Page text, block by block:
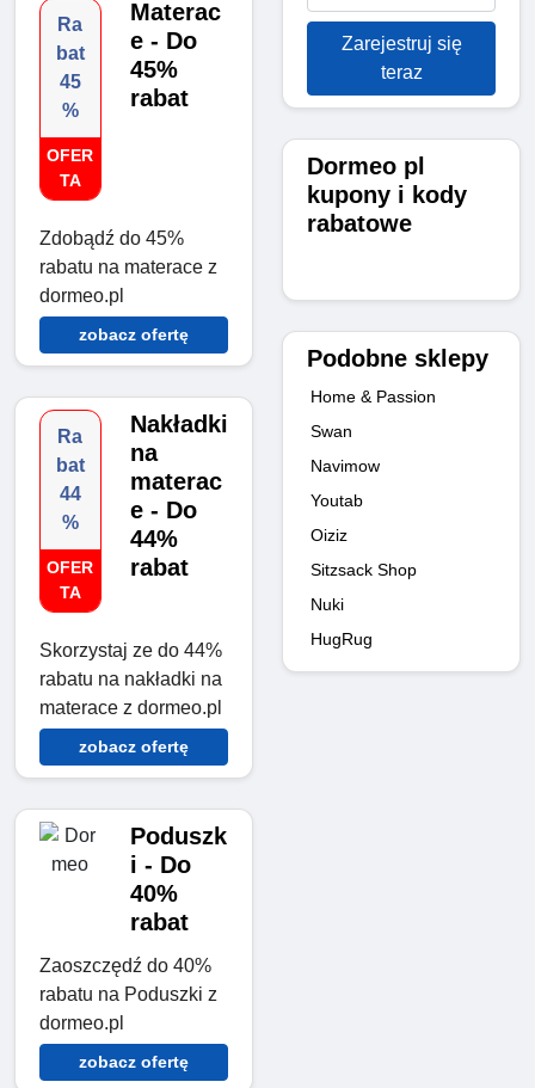
Ra
bat
45
%
OFER
TA
Materac
e - Do
45%
rabat
Zdobądź do 45%
rabatu na materace z
dormeo.pl
zobacz ofertę
Ra
bat
44
%
OFER
TA
Nakładki
na
materac
e - Do
44%
rabat
Skorzystaj ze do 44%
rabatu na nakładki na
materace z dormeo.pl
zobacz ofertę
Poduszk
i - Do
40%
rabat
Zaoszczędź do 40%
rabatu na Poduszki z
dormeo.pl
zobacz ofertę
Zarejestruj się
teraz
Dormeo pl
kupony i kody
rabatowe
Podobne sklepy
Home & Passion
Swan
Navimow
Youtab
Oiziz
Sitzsack Shop
Nuki
HugRug